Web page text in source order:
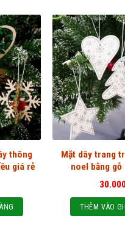
thông
giá rẻ
Mặt dây trang
noel bằng gỗ
THÊM VÀO